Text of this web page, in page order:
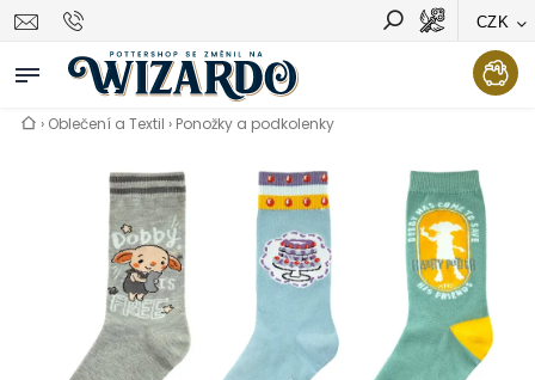
CZK
Vyhledávání Hledat
› Oblečení a Textil › Ponožky a podkolenky